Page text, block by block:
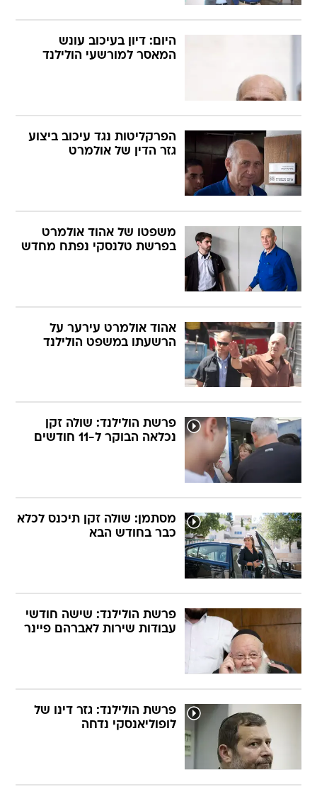
היום: דיון בעיכוב עונש
המאסר למורשעי הולילנד
הפרקליטות נגד עיכוב ביצוע
גזר הדין של אולמרט
משפטו של אהוד אולמרט
בפרשת טלנסקי נפתח מחדש
אהוד אולמרט עירער על
הרשעתו במשפט הולילנד
פרשת הולילנד: שולה זקן
נכלאה הבוקר ל-11 חודשים
מסתמן: שולה זקן תיכנס לכלא
כבר בחודש הבא
פרשת הולילנד: שישה חודשי
עבודות שירות לאברהם פיינר
פרשת הולילנד: גזר דינו של
לופוליאנסקי נדחה